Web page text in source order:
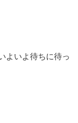
よいよ待ちに待っ